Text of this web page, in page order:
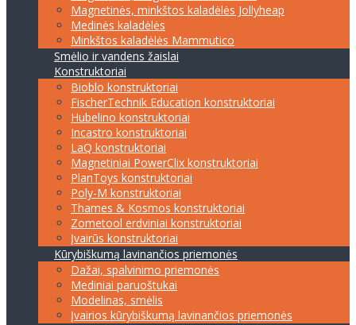
Magnetinės, minkštos kaladėlės Jollyheap
Medinės kaladėlės
Minkštos kaladėlės Mammutico
Smėlio ir vandens žaislai
Konstruktoriai
Bioblo konstruktoriai
FischerTechnik Education konstruktoriai
Hubelino konstruktoriai
Incastro konstruktoriai
LaQ konstruktoriai
Magnetiniai PowerClix konstruktoriai
PlanToys konstruktoriai
Poly-M konstruktoriai
Thames & Kosmos konstruktoriai
Zometool erdviniai konstruktoriai
Įvairūs konstruktoriai
Kūrybiškumą lavinančios priemonės
Dažai, spalvinimo priemonės
Mediniai paruoštukai
Modelinas, smėlis
Įvairios kūrybiškumą lavinančios priemonės